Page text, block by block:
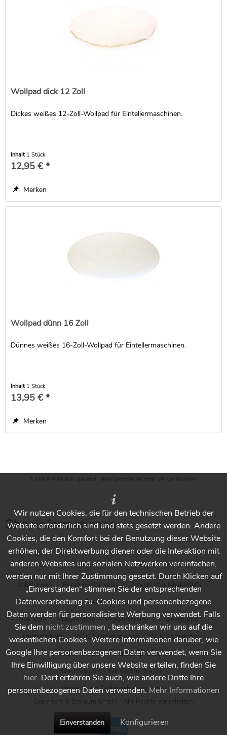
Wollpad dick 12 Zoll
Dickes weißes 12-Zoll-Wollpad für Eintellermaschinen.
Inhalt 1 Stück
12,95 € *
Merken
Wollpad dünn 16 Zoll
Dünnes weißes 16-Zoll-Wollpad für Eintellermaschinen.
Inhalt 1 Stück
13,95 € *
Merken
* Alle Preise inkl. gesetzl. Mehrwertsteuer zzgl. Versandkosten
Shopinformationen
* Alle Preise inkl. gesetzl. Mehrwertsteuer zzgl.Versandkosten
Anleitungen Beratungsformular
Datenblätter Inhaltsstoffe
Händlersuche - Finden Sie Ihren Händler vor Ort
Holzpflege
Padkunde
Pflegematrix Probenservice
Projektsupport
Trusted Shops
WOCA Informationen
WOCA Ökologie
WOCA Videos
Wocashop-Blog
Hilfe / Support - Wir sind für Sie da
Versand und Zahlungsbedingungen
Wir nutzen Cookies, die für den technischen Betrieb der
Website erforderlich sind und stets gesetzt werden. Andere
Cookies, die den Komfort bei der Benutzung dieser Website
erhöhen, der Direktwerbung dienen oder die Interaktion mit
anderen Websites und sozialen Netzwerken vereinfachen,
werden nur mit Ihrer Zustimmung gesetzt. Durch Klicken auf
„Einverstanden“ stimmen Sie der entsprechenden
Datenverarbeitung zu. Cookies und personenbezogene
Daten werden für personalisierte Werbung verwendet. Falls
Sie dem nicht zustimmen , beschränken wir uns auf die
wesentlichen Cookies. Weitere Informationen darüber, wie
Google Ihre personenbezogenen Daten verwendet, wenn Sie
Ihre Einwilligung über unsere Website erteilen, finden Sie
hier. Dort erfahren Sie auch, wie andere Dritte Ihre
personenbezogenen Daten verwenden. Mehr Informationen
Einverstanden Konfigurieren